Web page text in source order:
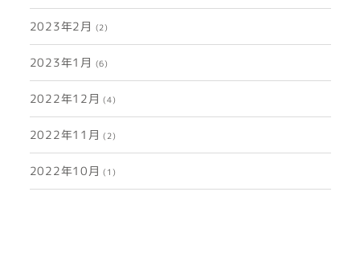
2023年2月 (2)
2023年1月 (6)
2022年12月 (4)
2022年11月 (2)
2022年10月 (1)